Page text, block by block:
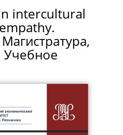
intercultural
Учебное